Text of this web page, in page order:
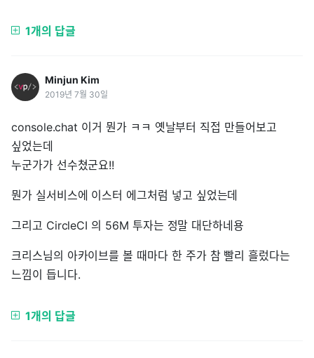
1개의 답글
Minjun Kim
2019년 7월 30일
console.chat 이거 뭔가 ㅋㅋ 옛날부터 직접 만들어보고
싶었는데
누군가가 선수쳤군요!!
뭔가 실서비스에 이스터 에그처럼 넣고 싶었는데
그리고 CircleCI 의 56M 투자는 정말 대단하네용
크리스님의 아카이브를 볼 때마다 한 주가 참 빨리 흘렀다는
느낌이 듭니다.
1개의 답글